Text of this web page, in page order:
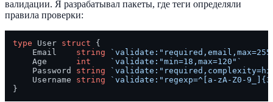
валидации. Я разрабатывал пакеты, где теги определяли
правила проверки:
type User struct {
    Email
string
    Age
int
`validate:"min=18,max=120"`
    Password
string
    Username
string
`validate:"regexp=^[a-zA-Z0-